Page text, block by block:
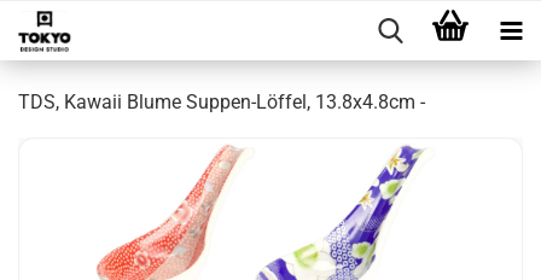
TDS, Kawaii Blume Suppen-Löffel, 13.8x4.8cm -